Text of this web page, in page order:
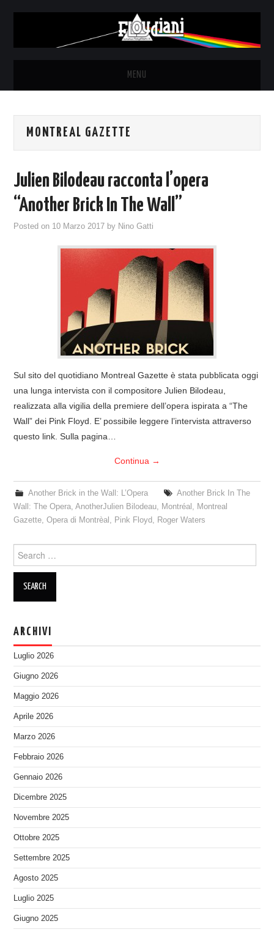
MENU
NEWS
SYD BARRETT – ALLE SOGLIE
DELL’ALBA
DISCOGRAFIA
LINKS
CONTATTI
POLICY/COOKIES
MONTREAL GAZETTE
Julien Bilodeau racconta l’opera
“Another Brick In The Wall”
Posted on 10 Marzo 2017 by Nino Gatti
Sul sito del quotidiano Montreal Gazette è stata pubblicata oggi
una lunga intervista con il compositore Julien Bilodeau,
realizzata alla vigilia della premiere dell’opera ispirata a “The
Wall” dei Pink Floyd. E’ possibile leggere l’intervista attraverso
questo link. Sulla pagina…
Continua →
Another Brick in the Wall: L’Opera
Another Brick In The
Wall: The Opera,AnotherJulien Bilodeau, Montréal , Montreal
Gazette,Opera di Montrèal , Pink Floyd, Roger Waters
for:
ARCHIVI
Luglio 2026
Giugno 2026
Maggio 2026
Aprile 2026
Marzo 2026
Febbraio 2026
Gennaio 2026
Dicembre 2025
Novembre 2025
Ottobre 2025
Settembre 2025
Agosto 2025
Luglio 2025
Giugno 2025